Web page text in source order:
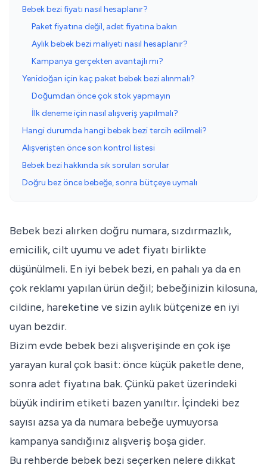
Bebek bezi fiyatı nasıl hesaplanır?
Paket fiyatına değil, adet fiyatına bakın
Aylık bebek bezi maliyeti nasıl hesaplanır?
Kampanya gerçekten avantajlı mı?
Yenidoğan için kaç paket bebek bezi alınmalı?
Doğumdan önce çok stok yapmayın
İlk deneme için nasıl alışveriş yapılmalı?
Hangi durumda hangi bebek bezi tercih edilmeli?
Alışverişten önce son kontrol listesi
Bebek bezi hakkında sık sorulan sorular
Doğru bez önce bebeğe, sonra bütçeye uymalı
Bebek bezi alırken doğru numara, sızdırmazlık,
emicilik, cilt uyumu ve adet fiyatı birlikte
düşünülmeli. En iyi bebek bezi, en pahalı ya da en
çok reklamı yapılan ürün değil; bebeğinizin kilosuna,
cildine, hareketine ve sizin aylık bütçenize en iyi
uyan bezdir.
Bizim evde bebek bezi alışverişinde en çok işe
yarayan kural çok basit: önce küçük paketle dene,
sonra adet fiyatına bak. Çünkü paket üzerindeki
büyük indirim etiketi bazen yanıltır. İçindeki bez
sayısı azsa ya da numara bebeğe uymuyorsa
kampanya sandığınız alışveriş boşa gider.
Bu rehberde bebek bezi seçerken nelere dikkat